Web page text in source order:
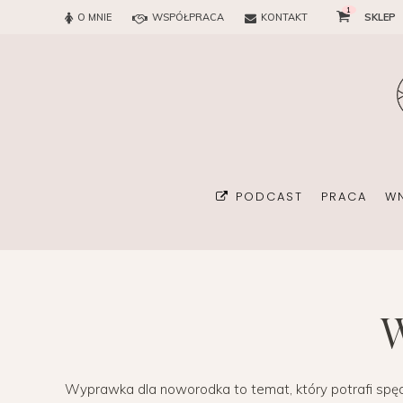
O MNIE WSPÓŁPRACA KONTAKT
1
SKLEP
PODCAST PRACA
Wyprawka dla noworodka to temat, który potrafi